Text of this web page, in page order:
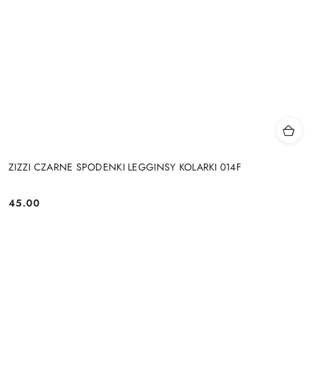
ZIZZI CZARNE SPODENKI LEGGINSY KOLARKI 014F
Cena:
45.00